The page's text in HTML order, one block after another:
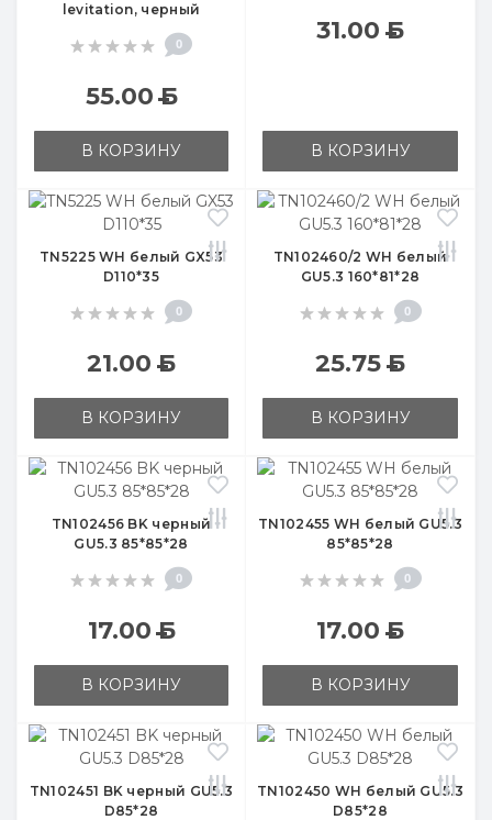
levitation, черный
0
55.00Б
В КОРЗИНУ
31.00Б
В КОРЗИНУ
TN5225 WH белый GX53
D110*35
0
21.00Б
В КОРЗИНУ
TN102460/2 WH белый
GU5.3 160*81*28
0
25.75Б
В КОРЗИНУ
TN102456 BK черный
GU5.3 85*85*28
0
17.00Б
В КОРЗИНУ
TN102455 WH белый GU5.3
85*85*28
0
17.00Б
В КОРЗИНУ
TN102451 BK черный GU5.3
D85*28
TN102450 WH белый GU5.3
D85*28